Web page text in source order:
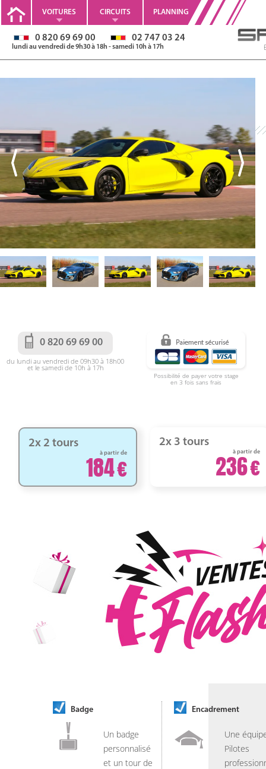
VOITURES CIRCUITS PLANNING
0 820 69 69 00 02 747 03 24
lundi au vendredi de 9h30 à 18h - samedi 10h à 17h
0 820 69 69 00
du lundi au vendredi de 09h30 à 18h00
et le samedi de 10h à 17h
Possibilité de payer votre stage
en 3 fois sans frais
2x 2 tours
à partir de
184
2x 3 tours
à partir de
236
Badge
Un badge
personnalisé
et un tour de
Encadrement
Une
Pilotes